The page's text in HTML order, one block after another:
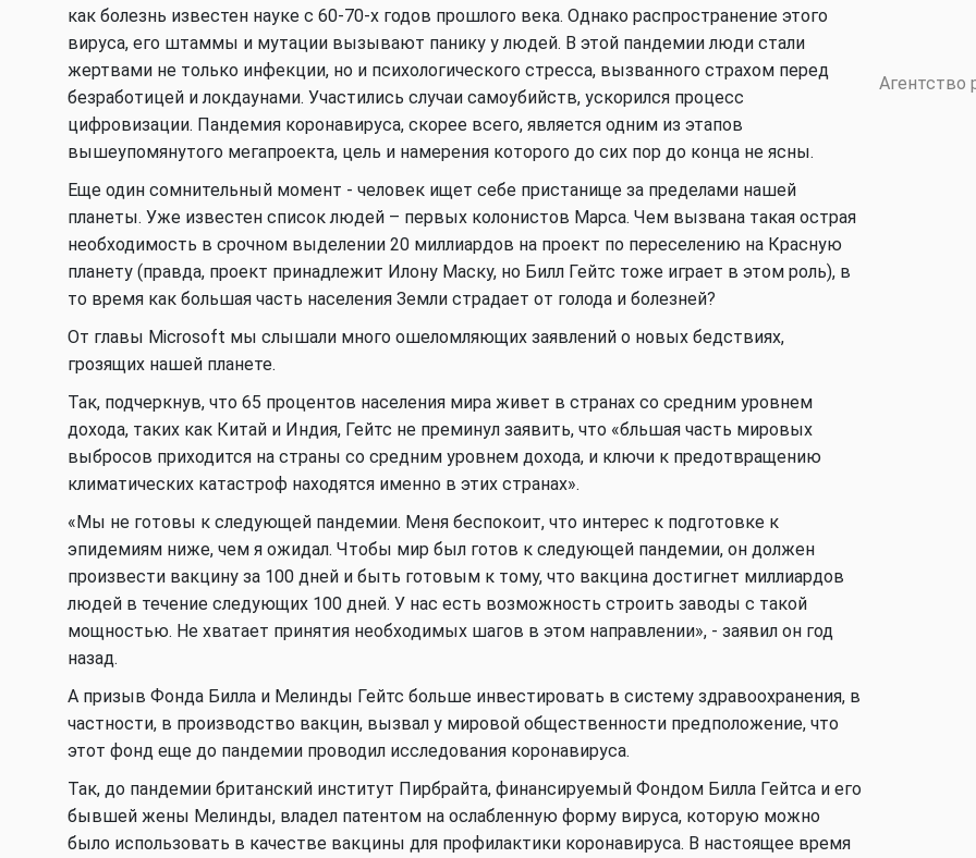
как болезнь известен науке с 60-70-х годов прошлого века. Однако распространение этого
вируса, его штаммы и мутации вызывают панику у людей. В этой пандемии люди стали
жертвами не только инфекции, но и психологического стресса, вызванного страхом перед
безработицей и локдаунами. Участились случаи самоубийств, ускорился процесс
цифровизации. Пандемия коронавируса, скорее всего, является одним из этапов
вышеупомянутого мегапроекта, цель и намерения которого до сих пор до конца не ясны.
Еще один сомнительный момент - человек ищет себе пристанище за пределами нашей
планеты. Уже известен список людей – первых колонистов Марса. Чем вызвана такая острая
необходимость в срочном выделении 20 миллиардов на проект по переселению на Красную
планету (правда, проект принадлежит Илону Маску, но Билл Гейтс тоже играет в этом роль), в
то время как большая часть населения Земли страдает от голода и болезней?
От главы Microsoft мы слышали много ошеломляющих заявлений о новых бедствиях,
грозящих нашей планете.
Так, подчеркнув, что 65 процентов населения мира живет в странах со средним уровнем
дохода, таких как Китай и Индия, Гейтс не преминул заявить, что «бльшая часть мировых
выбросов приходится на страны со средним уровнем дохода, и ключи к предотвращению
климатических катастроф находятся именно в этих странах».
«Мы не готовы к следующей пандемии. Меня беспокоит, что интерес к подготовке к
эпидемиям ниже, чем я ожидал. Чтобы мир был готов к следующей пандемии, он должен
произвести вакцину за 100 дней и быть готовым к тому, что вакцина достигнет миллиардов
людей в течение следующих 100 дней. У нас есть возможность строить заводы с такой
мощностью. Не хватает принятия необходимых шагов в этом направлении», - заявил он год
назад.
А призыв Фонда Билла и Мелинды Гейтс больше инвестировать в систему здравоохранения, в
частности, в производство вакцин, вызвал у мировой общественности предположение, что
этот фонд еще до пандемии проводил исследования коронавируса.
Так, до пандемии британский институт Пирбрайта, финансируемый Фондом Билла Гейтса и его
бывшей жены Мелинды, владел патентом на ослабленную форму вируса, которую можно
было использовать в качестве вакцины для профилактики коронавируса. В настоящее время
Агентство